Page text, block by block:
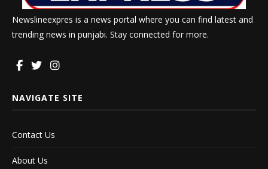
Newslineexpres is a news portal where you can find latest and
trending news in punjabi. Stay connected for more.
NAVIGATE SITE
Contact Us
About Us